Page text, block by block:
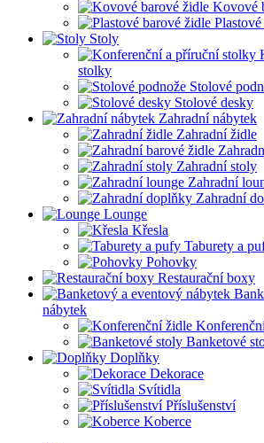
Kovové
Stoly
stolky
Stolové
Stolové desky
Zahradní nábytek
Zahradní židle
Zahradní stoly
Zahradní
Zahradní
Lounge
Křesla
Taburety a
Pohovky
Restaurační boxy
nábytek
Banketové
Doplňky
Dekorace
Svítidla
Příslušenství
Koberce